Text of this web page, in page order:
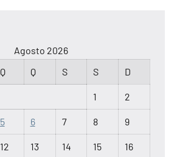
Agosto 2026
Q Q S S D
1 2
5 6 7 8 9
12 13 14 15 16